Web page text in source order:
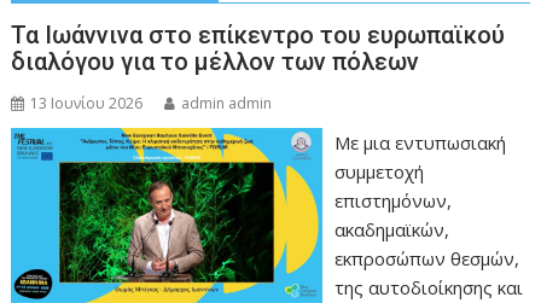
Τα Ιωάννινα στο επίκεντρο του ευρωπαϊκού
διαλόγου για το μέλλον των πόλεων
13 Ιουνίου 2026 admin admin
Με μια εντυπωσιακή
συμμετοχή
επιστημόνων,
ακαδημαϊκών,
εκπροσώπων θεσμών,
της αυτοδιοίκησης και